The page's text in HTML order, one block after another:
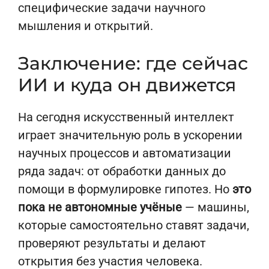
специфические задачи научного
мышления и открытий.
Заключение: где сейчас
ИИ и куда он движется
На сегодня искусственный интеллект
играет значительную роль в ускорении
научных процессов и автоматизации
ряда задач: от обработки данных до
помощи в формулировке гипотез. Но это
пока не автономные учёные — машины,
которые самостоятельно ставят задачи,
проверяют результаты и делают
открытия без участия человека.